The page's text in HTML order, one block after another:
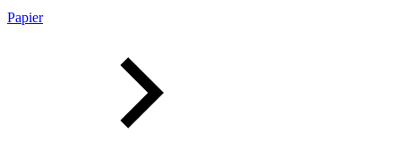
Papier